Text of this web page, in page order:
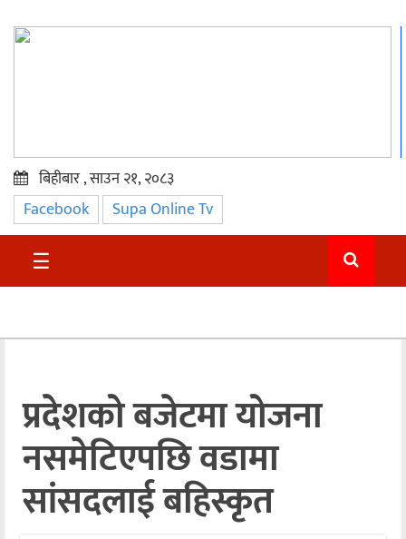
प्रमुख
समाचार
सुदुर
अन्तराष्ट्रिय
अन्तर्वार्ता
अर्थ
खेलकुद
बिहीबार , साउन २१, २०८३
Facebook Supa Online Tv
☰
प्रदेशको बजेटमा योजना
नसमेटिएपछि वडामा
सांसदलाई बहिस्कृत